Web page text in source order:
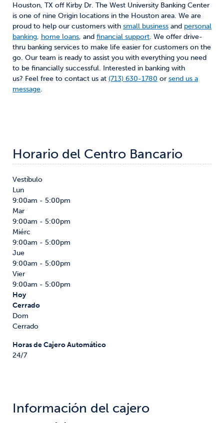
Houston, TX off Kirby Dr. The West University Banking Center
is one of nine Origin locations in the Houston area. We are
proud to help our customers with small business and personal
banking, home loans, and financial support. We offer drive-
thru banking services to make life easier for customers on the
go. Our team is ready to assist you with everything you need
to be financially successful. Interested in banking with
us? Feel free to contact us at (713) 630-1780 or send us a
message.
Horario del Centro Bancario
Vestíbulo
Lun
9:00am - 5:00pm
Mar
9:00am - 5:00pm
Miérc
9:00am - 5:00pm
Jue
9:00am - 5:00pm
Vier
9:00am - 5:00pm
Hoy
Cerrado
Dom
Cerrado
Horas de Cajero Automático
24/7
Información del cajero